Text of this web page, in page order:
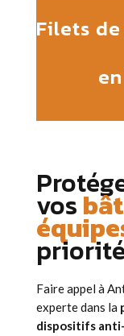
Filets
vos
Faire appel à
experte dans la
dispositifs